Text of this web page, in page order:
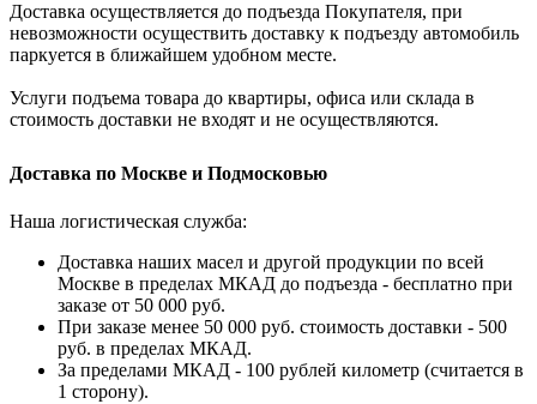
Доставка осуществляется до подъезда Покупателя, при
невозможности осуществить доставку к подъезду автомобиль
паркуется в ближайшем удобном месте.
Услуги подъема товара до квартиры, офиса или склада в
стоимость доставки не входят и не осуществляются.
Доставка по Москве и Подмосковью
Наша логистическая служба:
Доставка наших масел и другой продукции по всей
Москве в пределах МКАД до подъезда - бесплатно при
заказе от 50 000 руб.
При заказе менее 50 000 руб. стоимость доставки - 500
руб. в пределах МКАД.
За пределами МКАД - 100 рублей километр (считается в
1 сторону).